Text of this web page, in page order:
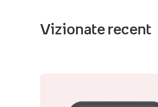
Vizionate recent